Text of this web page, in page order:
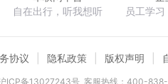
自在出行，听我想听
员工学
协议 隐私政策 版权声明
ICP备13027243号 客服热线：400-